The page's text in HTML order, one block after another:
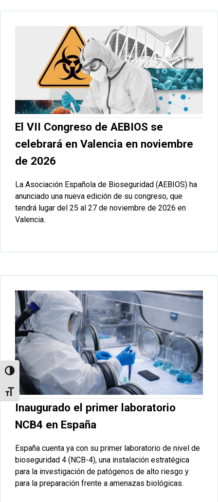
Alternar alto contraste
Alternar tamaño de letra
El VII Congreso de AEBIOS se
celebrará en Valencia en noviembre
de 2026
La Asociación Española de Bioseguridad (AEBIOS) ha
anunciado una nueva edición de su congreso, que
tendrá lugar del 25 al 27 de noviembre de 2026 en
Valencia.
Inaugurado el primer laboratorio
NCB4 en España
España cuenta ya con su primer laboratorio de nivel de
bioseguridad 4 (NCB-4), una instalación estratégica
para la investigación de patógenos de alto riesgo y
para la preparación frente a amenazas biológicas.